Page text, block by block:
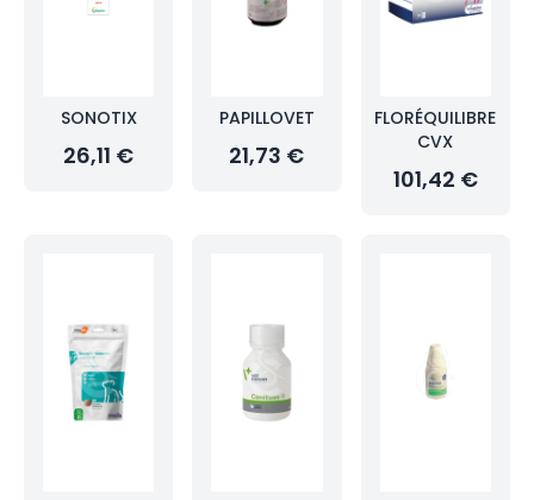
SONOTIX
26,11 €
PAPILLOVET
21,73 €
FLORÉQUILIBRE
CVX
101,42 €